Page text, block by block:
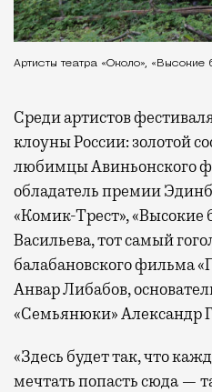
Артисты театра «Около», «Высокие
Среди артистов
клоуны России: золотой
любимцы Авиньонского
обладатель премии
«Комик-Трест», «Высокие
Васильева, тот самый
балабановского фильма
Анвар Либабов,
«Семьянюки» Александр
«Здесь будет так, что
мечтать попасть сюда —